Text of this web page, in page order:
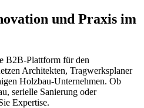
und Praxis im
B2B-Plattform für den
Architekten, Tragwerksplaner
Holzbau-Unternehmen. Ob
serielle Sanierung oder
Expertise.